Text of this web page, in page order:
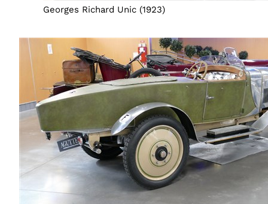
Georges Richard Unic (1923)